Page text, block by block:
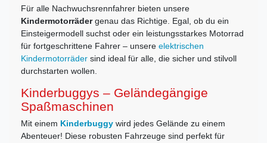
Für alle Nachwuchsrennfahrer bieten unsere
Kindermotorrädergenau das Richtige. Egal, ob du ein
Einsteigermodell suchst oder ein leistungsstarkes Motorrad
für fortgeschrittene Fahrer – unsere elektrischen
Kindermotorräder sind ideal für alle, die sicher und stilvoll
durchstarten wollen.
Kinderbuggys – Geländegängige
Spaßmaschinen
Mit einem Kinderbuggy wird jedes Gelände zu einem
Abenteuer! Diese robusten Fahrzeuge sind perfekt für